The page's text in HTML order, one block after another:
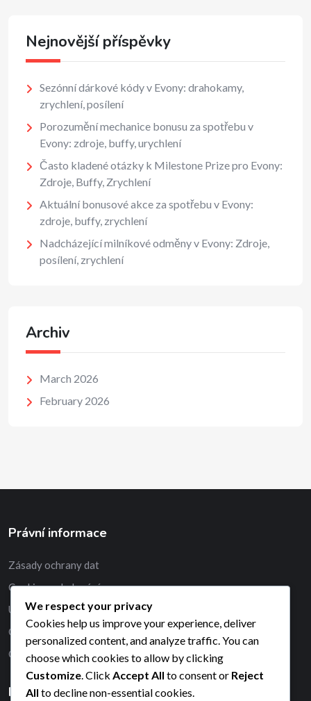
Nejnovější příspěvky
Sezónní dárkové kódy v Evony: drahokamy,
zrychlení, posílení
Porozumění mechanice bonusu za spotřebu v
Evony: zdroje, buffy, urychlení
Často kladené otázky k Milestone Prize pro Evony:
Zdroje, Buffy, Zrychlení
Aktuální bonusové akce za spotřebu v Evony:
zdroje, buffy, zrychlení
Nadcházející milníkové odměny v Evony: Zdroje,
posílení, zrychlení
Archiv
March 2026
February 2026
Právní informace
Zásady ochrany dat
Cookies a sledování
Uživatelská smlouva
O nás
Obraťte se na nás
Hledat
We respect your privacy
Cookies help us improve your experience, deliver
personalized content, and analyze traffic. You can
choose which cookies to allow by clicking
Customize . Click Accept All to consent or Reject
All to decline non-essential cookies.